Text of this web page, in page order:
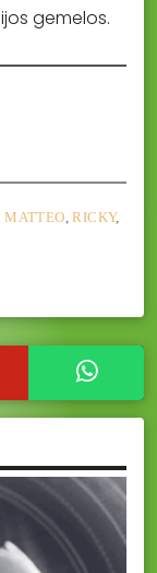
gemelos.
MATTEO,RICKY,